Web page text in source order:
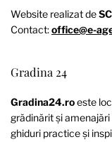
Website realizat de
Contact:office@e-
Gradina 24
Gradina24.roeste
grădinărit și
ghiduri practice și